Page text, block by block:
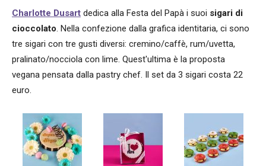
Charlotte Dusart dedica alla Festa del Papà i suoi sigari di
cioccolato. Nella confezione dalla grafica identitaria, ci sono
tre sigari con tre gusti diversi: cremino/caffè, rum/uvetta,
pralinato/nocciola con lime. Quest'ultima è la proposta
vegana pensata dalla pastry chef. Il set da 3 sigari costa 22
euro.